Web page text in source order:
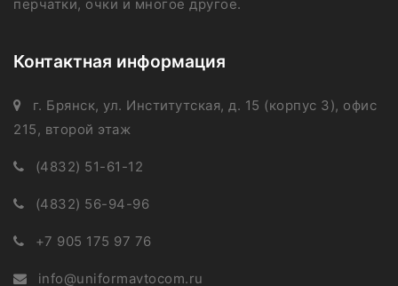
перчатки, очки и многое другое.
Контактная информация
г. Брянск, ул. Институтская, д. 15 (корпус 3), офис
215, второй этаж
(4832) 51-61-12
(4832) 56-94-96
+7 905 175 97 76
info@uniformavtocom.ru